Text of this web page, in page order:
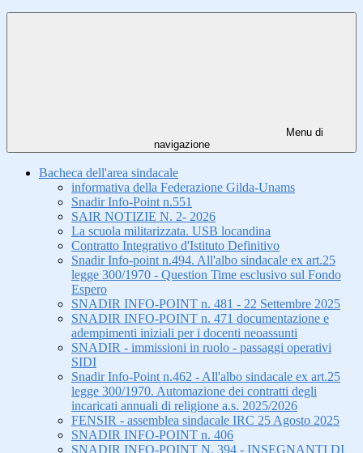
Menu di
navigazione
Bacheca dell'area sindacale
informativa della Federazione Gilda-Unams
Snadir Info-Point n.551
SAIR NOTIZIE N. 2- 2026
La scuola militarizzata. USB locandina
Contratto Integrativo d'Istituto Definitivo
Snadir Info-point n.494. All'albo sindacale ex art.25
legge 300/1970 - Question Time esclusivo sul Fondo
Espero
SNADIR INFO-POINT n. 481 - 22 Settembre 2025
SNADIR INFO-POINT n. 471 documentazione e
adempimenti iniziali per i docenti neoassunti
SNADIR - immissioni in ruolo - passaggi operativi
SIDI
Snadir Info-Point n.462 - All'albo sindacale ex art.25
legge 300/1970. Automazione dei contratti degli
incaricati annuali di religione a.s. 2025/2026
FENSIR - assemblea sindacale IRC 25 Agosto 2025
SNADIR INFO-POINT n. 406
SNADIR INFO-POINT N. 394 - INSEGNANTI DI